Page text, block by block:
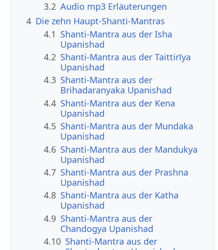
3.2 Audio mp3 Erläuterungen
4 Die zehn Haupt-Shanti-Mantras
4.1 Shanti-Mantra aus der Isha
Upanishad
4.2 Shanti-Mantra aus der Taittirīya
Upanishad
4.3 Shanti-Mantra aus der
Brihadaranyaka Upanishad
4.4 Shanti-Mantra aus der Kena
Upanishad
4.5 Shanti-Mantra aus der Mundaka
Upanishad
4.6 Shanti-Mantra aus der Mandukya
Upanishad
4.7 Shanti-Mantra aus der Prashna
Upanishad
4.8 Shanti-Mantra aus der Katha
Upanishad
4.9 Shanti-Mantra aus der
Chandogya Upanishad
4.10 Shanti-Mantra aus der